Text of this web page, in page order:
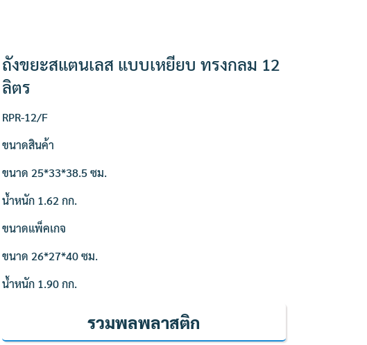
ถังขยะสแตนเลส แบบเหยียบ ทรงกลม 12
ลิตร
RPR-12/F
ขนาดสินค้า
ขนาด 25*33*38.5 ซม.
น้ำหนัก 1.62 กก.
ขนาดแพ็คเกจ
ขนาด 26*27*40 ซม.
น้ำหนัก 1.90 กก.
รวมพลพลาสติก